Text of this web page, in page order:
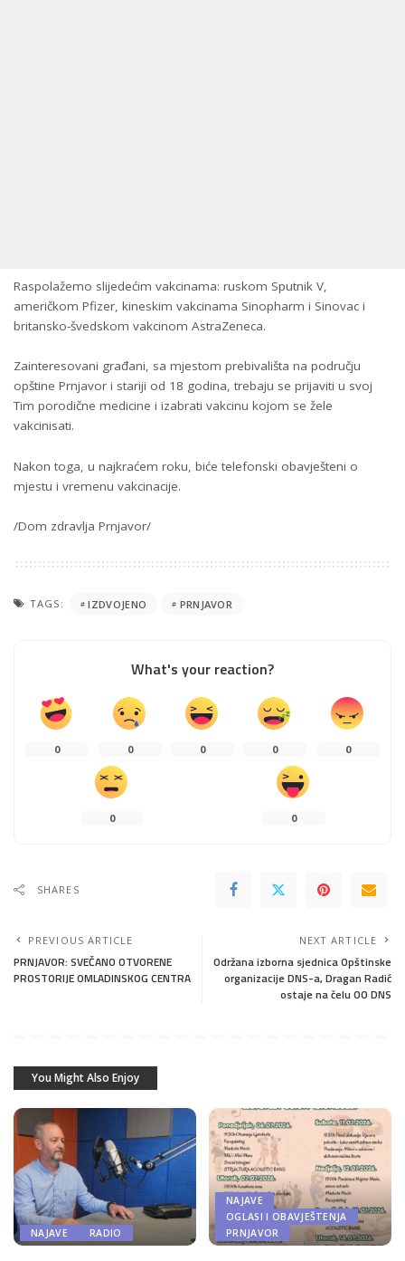
Raspolažemo slijedećim vakcinama: ruskom Sputnik V,
američkom Pfizer, kineskim vakcinama Sinopharm i Sinovac i
britansko-švedskom vakcinom AstraZeneca.
Zainteresovani građani, sa mjestom prebivališta na području
opštine Prnjavor i stariji od 18 godina, trebaju se prijaviti u svoj
Tim porodične medicine i izabrati vakcinu kojom se žele
vakcinisati.
Nakon toga, u najkraćem roku, biće telefonski obavješteni o
mjestu i vremenu vakcinacije.
/Dom zdravlja Prnjavor/
TAGS: IZDVOJENO PRNJAVOR
What's your reaction?
0 0 0 0 0
0 0
SHARES
PREVIOUS ARTICLE
PRNJAVOR: SVEČANO OTVORENE
PROSTORIJE OMLADINSKOG CENTRA
NEXT ARTICLE
Održana izborna sjednica Opštinske
organizacije DNS-a, Dragan Radić
ostaje na čelu OO DNS
You Might Also Enjoy
NAJAVE RADIO
NAJAVE
OGLASI I OBAVJEŠTENJA
PRNJAVOR